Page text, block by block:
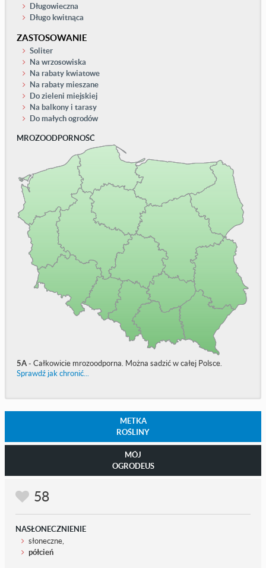
Długowieczna
Długo kwitnąca
ZASTOSOWANIE
Soliter
Na wrzosowiska
Na rabaty kwiatowe
Na rabaty mieszane
Do zieleni miejskiej
Na balkony i tarasy
Do małych ogrodów
MROZOODPORNOŚĆ
5A- Całkowicie mrozoodporna. Można sadzić w całej Polsce.
Sprawdź jak chronić...
METKA
ROŚLINY
MÓJ
OGRODEUS
58
NASŁONECZNIENIE
słoneczne,
półcień